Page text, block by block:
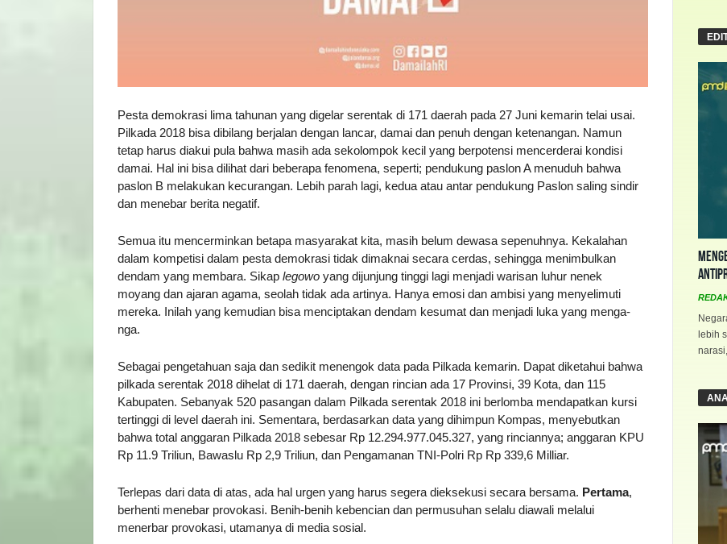
Pesta demokrasi lima tahunan yang digelar serentak di 171 daerah pada 27 Juni kemarin telai usai.
Pilkada 2018 bisa dibilang berjalan dengan lancar, damai dan penuh dengan ketenangan. Namun
tetap harus diakui pula bahwa masih ada sekolompok kecil yang berpotensi mencerderai kondisi
damai. Hal ini bisa dilihat dari beberapa fenomena, seperti; pendukung paslon A menuduh bahwa
paslon B melakukan kecurangan. Lebih parah lagi, kedua atau antar pendukung Paslon saling sindir
dan menebar berita negatif.
Semua itu mencerminkan betapa masyarakat kita, masih belum dewasa sepenuhnya. Kekalahan
dalam kompetisi dalam pesta demokrasi tidak dimaknai secara cerdas, sehingga menimbulkan
dendam yang membara. Sikap legowo yang dijunjung tinggi lagi menjadi warisan luhur nenek
moyang dan ajaran agama, seolah tidak ada artinya. Hanya emosi dan ambisi yang menyelimuti
mereka. Inilah yang kemudian bisa menciptakan dendam kesumat dan menjadi luka yang menga-
nga.
Sebagai pengetahuan saja dan sedikit menengok data pada Pilkada kemarin. Dapat diketahui bahwa
pilkada serentak 2018 dihelat di 171 daerah, dengan rincian ada 17 Provinsi, 39 Kota, dan 115
Kabupaten. Sebanyak 520 pasangan dalam Pilkada serentak 2018 ini berlomba mendapatkan kursi
tertinggi di level daerah ini. Sementara, berdasarkan data yang dihimpun Kompas, menyebutkan
bahwa total anggaran Pilkada 2018 sebesar Rp 12.294.977.045.327, yang rinciannya; anggaran KPU
Rp 11.9 Triliun, Bawaslu Rp 2,9 Triliun, dan Pengamanan TNI-Polri Rp Rp 339,6 Milliar.
Terlepas dari data di atas, ada hal urgen yang harus segera dieksekusi secara bersama. Pertama,
berhenti menebar provokasi. Benih-benih kebencian dan permusuhan selalu diawali melalui
menerbar provokasi, utamanya di media sosial.
lebih